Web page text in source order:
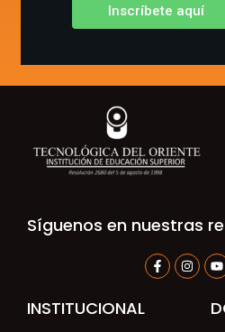
Inscríbete aquí
Síguenos en nuestras
F
a
c
I
n
s
Y
o
u
u
INSTITUCIONAL